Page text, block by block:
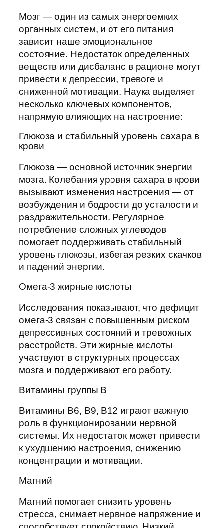
Мозг — один из самых энергоемких
органных систем, и от его питания
зависит наше эмоциональное
состояние. Недостаток определенных
веществ или дисбаланс в рационе могут
привести к депрессии, тревоге и
сниженной мотивации. Наука выделяет
несколько ключевых компонентов,
напрямую влияющих на настроение:
Глюкоза и стабильный уровень сахара в
крови
Глюкоза — основной источник энергии
мозга. Колебания уровня сахара в крови
вызывают изменения настроения — от
возбуждения и бодрости до усталости и
раздражительности. Регулярное
потребление сложных углеводов
помогает поддерживать стабильный
уровень глюкозы, избегая резких скачков
и падений энергии.
Омега-3 жирные кислоты
Исследования показывают, что дефицит
омега-3 связан с повышенным риском
депрессивных состояний и тревожных
расстройств. Эти жирные кислоты
участвуют в структурных процессах
мозга и поддерживают его работу.
Витамины группы В
Витамины В6, В9, В12 играют важную
роль в функционировании нервной
системы. Их недостаток может привести
к ухудшению настроения, снижению
концентрации и мотивации.
Магний
Магний помогает снизить уровень
стресса, снимает нервное напряжение и